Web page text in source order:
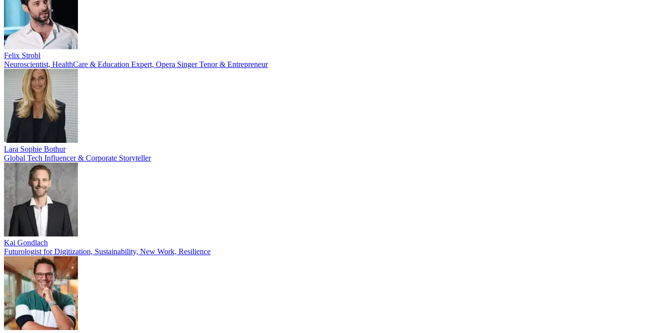
Felix Strobl
Neuroscientist, HealthCare & Education Expert, Opera Singer Tenor & Entrepreneur
Lara Sophie Bothur
Global Tech Influencer & Corporate Storyteller
Kai Gondlach
Futurologist for Digitization, Sustainability, New Work, Resilience